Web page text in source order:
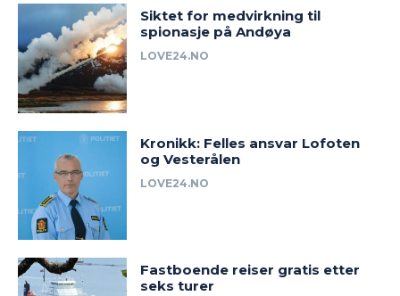
Siktet for medvirkning til
spionasje på Andøya
LOVE24.NO
Kronikk: Felles ansvar Lofoten
og Vesterålen
LOVE24.NO
Fastboende reiser gratis etter
seks turer